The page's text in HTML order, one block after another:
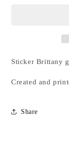
Sticker Brittany
Created and
Share